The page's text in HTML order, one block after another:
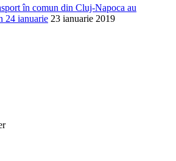
în comun din Cluj-Napoca au
24 ianuarie 23 ianuarie 2019